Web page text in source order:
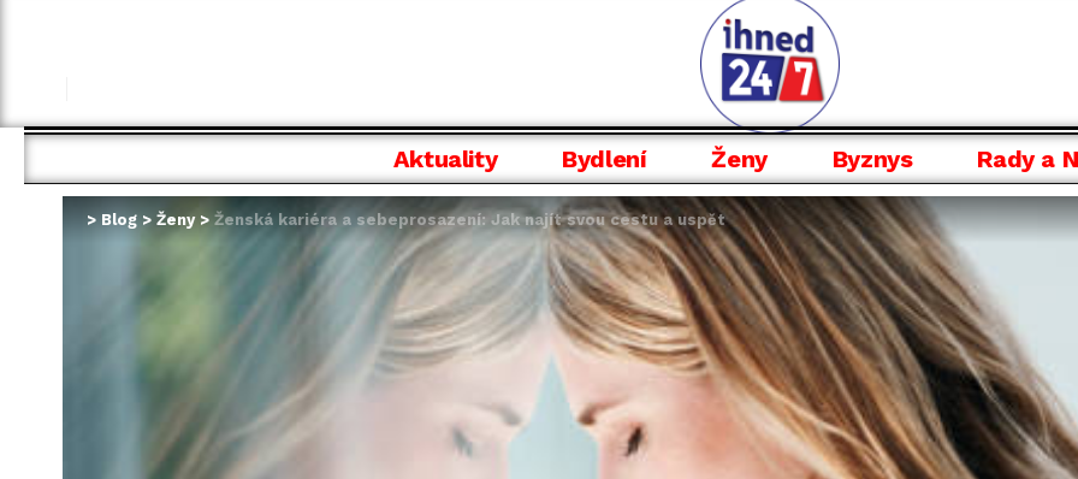
Aktuality Bydlení Ženy Byznys Rady a
> Blog > Ženy> Ženská kariéra a sebeprosazení: Jak najít svou cestu a uspět